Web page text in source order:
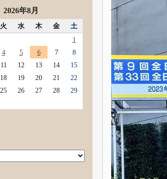
2026年8月
火 水 木 金
土
1
4 5 6 7
8
11 12 13 14
15
18 19 20 21
22
25 26 27 28
29